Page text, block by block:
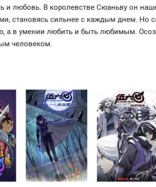
и любовь. В королевстве Сюаньву он
становясь сильнее с каждым днем. Но
а в умении любить и быть любимым.
человеком.